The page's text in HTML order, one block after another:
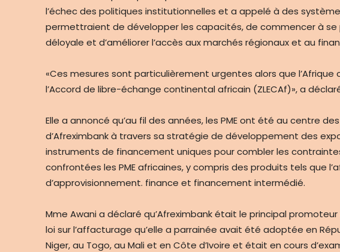
l’échec des politiques institutionnelles et a appelé à des
permettraient de développer les capacités, de commencer à
déloyale et d’améliorer l’accès aux marchés régionaux et au
«Ces mesures sont particulièrement urgentes alors que
l’Accord de libre-échange continental africain (ZLECAf)», a
Elle a annoncé qu’au fil des années, les PME ont été au centre
d’Afreximbank à travers sa stratégie de développement des
instruments de financement uniques pour combler les
confrontées les PME africaines, y compris des produits tels que
d’approvisionnement. finance et financement intermédié.
Mme Awani a déclaré qu’Afreximbank était le principal
loi sur l’affacturage qu’elle a parrainée avait été adoptée en
Niger, au Togo, au Mali et en Côte d’Ivoire et était en cours